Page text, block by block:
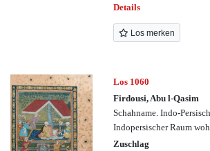
Details
Los merken
Los 1060
Firdousi, Abu l-Qasim
Schahname. Indo-
Indopersischer Raum
Zuschlag